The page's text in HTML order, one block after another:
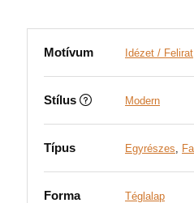
Motívum Idézet / Felirat
Stílus Modern
Típus Egyrészes,
Forma Téglalap